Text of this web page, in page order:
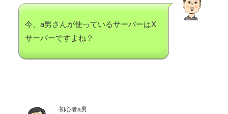
今、a男さんが使っているサーバーはX
サーバーですよね？
初心者a男